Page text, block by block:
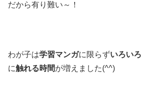
だから有り難い～！
わが子は学習マンガに限らずいろいろ
に触れる時間が増えました(^^)